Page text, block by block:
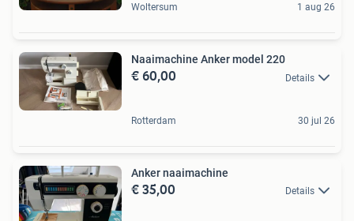
Woltersum 1 aug 26
Naaimachine Anker model 220
€ 60,00 Details
Rotterdam 30 jul 26
Anker naaimachine
€ 35,00 Details